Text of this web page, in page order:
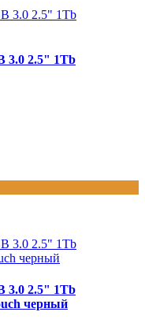
3.0 2.5" 1Tb
3.0 2.5" 1Tb
черный